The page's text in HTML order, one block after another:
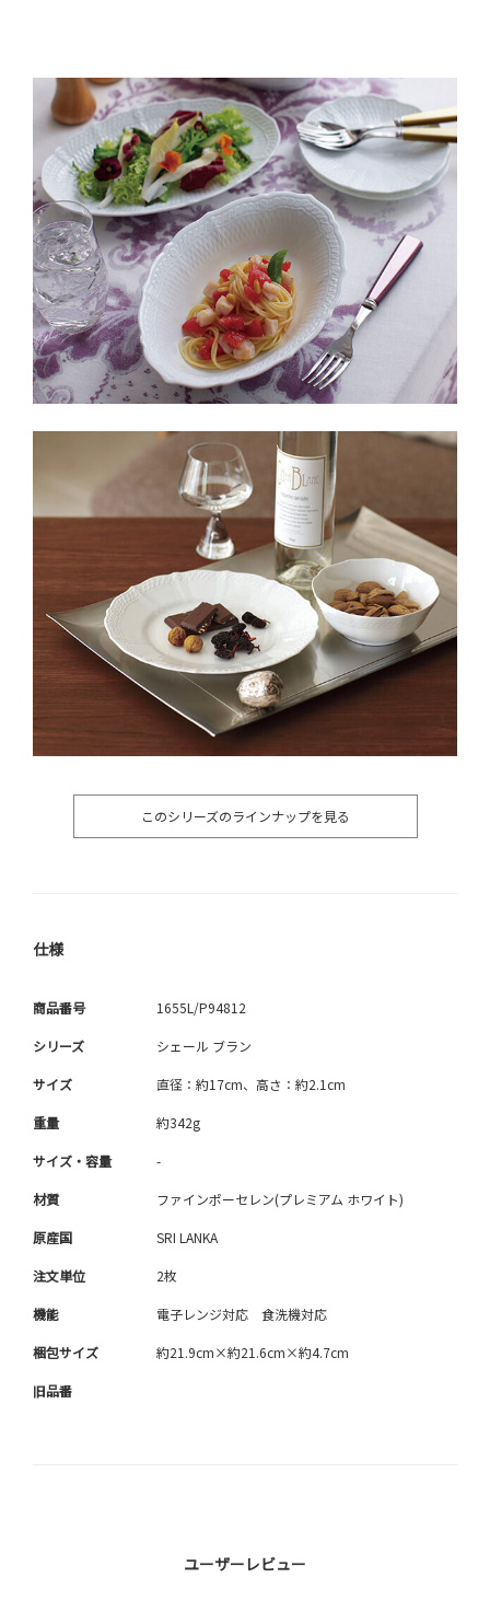
このシリーズのラインナップを見る
仕様
商品番号 1655L/P94812
シリーズ シェール ブラン
サイズ 直径：約17cm、高さ：約2.1cm
重量 約342g
サイズ・容量 -
材質 ファインポーセレン(プレミアム ホワイト)
原産国 SRI LANKA
注文単位 2枚
機能 電子レンジ対応 食洗機対応
梱包サイズ 約21.9cm×約21.6cm×約4.7cm
旧品番
ユーザーレビュー